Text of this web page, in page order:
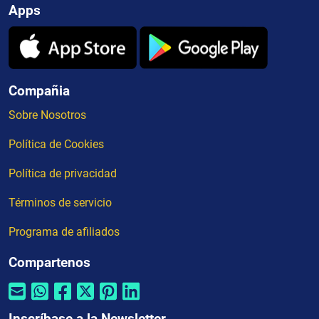
Apps
Compañia
Sobre Nosotros
Política de Cookies
Política de privacidad
Términos de servicio
Programa de afiliados
Compartenos